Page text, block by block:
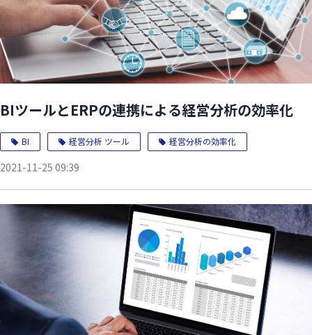
BIツールとERPの連携による経営分析の効率化
BI 経営分析 ツール 経営分析の効率化
2021-11-25 09:39